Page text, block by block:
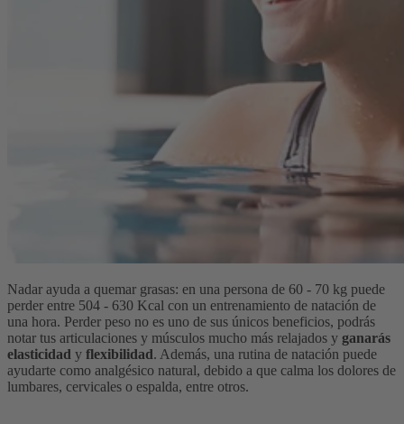
Nadar ayuda a quemar grasas: en una persona de 60 - 70 kg puede
perder entre 504 - 630 Kcal con un entrenamiento de natación de
una hora. Perder peso no es uno de sus únicos beneficios, podrás
notar tus articulaciones y músculos mucho más relajados y ganarás
elasticidad y flexibilidad. Además, una rutina de natación puede
ayudarte como analgésico natural, debido a que calma los dolores de
lumbares, cervicales o espalda, entre otros.